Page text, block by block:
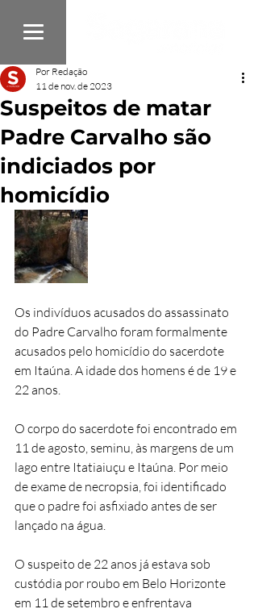
Suspeitos de matar
Padre Carvalho são
indiciados por
homicídio
Por Redação
11 de nov. de 2023
Os indivíduos acusados do assassinato
do Padre Carvalho foram formalmente
acusados pelo homicídio do sacerdote
em Itaúna. A idade dos homens é de 19 e
22 anos.
O corpo do sacerdote foi encontrado em
11 de agosto, seminu, às margens de um
lago entre Itatiaiuçu e Itaúna. Por meio
de exame de necropsia, foi identificado
que o padre foi asfixiado antes de ser
lançado na água.
O suspeito de 22 anos já estava sob
custódia por roubo em Belo Horizonte
em 11 de setembro e enfrentava